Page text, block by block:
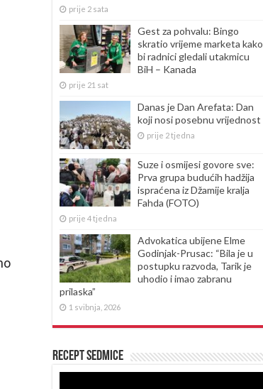
prije 2 sata
Gest za pohvalu: Bingo
skratio vrijeme marketa kako
bi radnici gledali utakmicu
BiH – Kanada
prije 21 sat
Danas je Dan Arefata: Dan
koji nosi posebnu vrijednost
prije 2 tjedna
Suze i osmijesi govore sve:
Prva grupa budućih hadžija
ispraćena iz Džamije kralja
Fahda (FOTO)
prije 4 tjedna
Advokatica ubijene Elme
Godinjak-Prusac: “Bila je u
postupku razvoda, Tarik je
uhodio i imao zabranu
prilaska”
1 svibnja, 2026
Recept sedmice